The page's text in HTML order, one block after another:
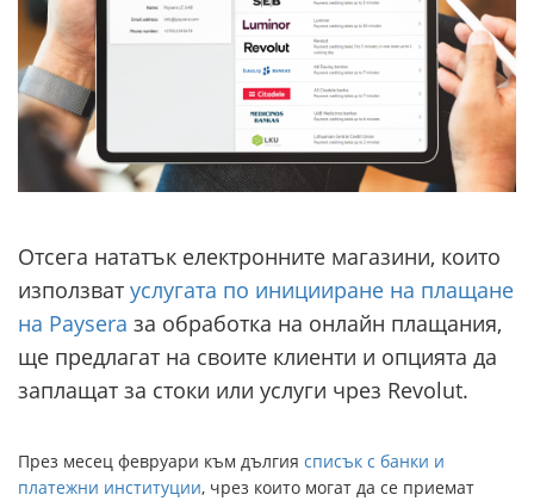
Отсега нататък електронните магазини, които
използват услугата по иницииране на плащане
на Paysera за обработка на онлайн плащания,
ще предлагат на своите клиенти и опцията да
заплащат за стоки или услуги чрез Revolut.
През месец февруари към дългия списък с банки и
платежни институции, чрез които могат да се приемат